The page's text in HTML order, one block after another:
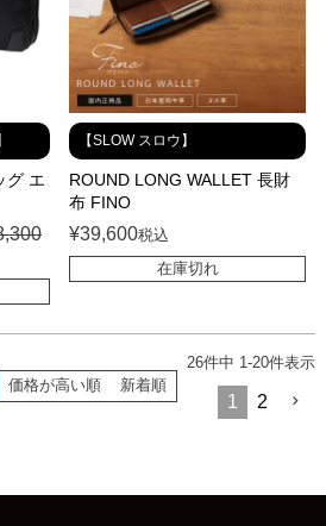
グ エ
【SLOW スロウ】
ROUND LONG WALLET 長財
布 FINO
¥39,600税込
在庫切れ
価格が高い順 新着順
26件中 1-20件表示
1 2